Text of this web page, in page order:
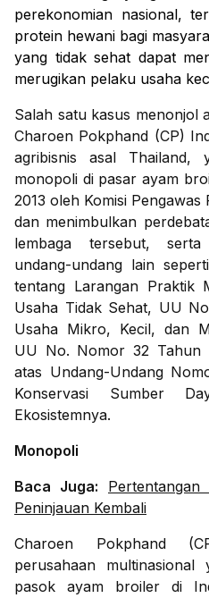
perekonomian nasional,
protein hewani bagi
yang tidak sehat dapat
merugikan pelaku usaha
Salah satu kasus menonjol
Charoen Pokphand (CP)
agribisnis asal Thailand,
monopoli di pasar ayam
2013 oleh Komisi
dan menimbulkan
lembaga tersebut, serta
undang-undang lain
tentang Larangan Praktik
Usaha Tidak Sehat, UU
Usaha Mikro, Kecil, dan
UU No. Nomor 32 Tahun
atas Undang-Undang
Konservasi Sumber
Ekosistemnya.
Monopoli
Baca Juga:
Peninjauan Kembali
Charoen Pokphand
perusahaan multinasional
pasok ayam broiler di